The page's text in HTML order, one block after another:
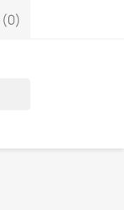
(0)